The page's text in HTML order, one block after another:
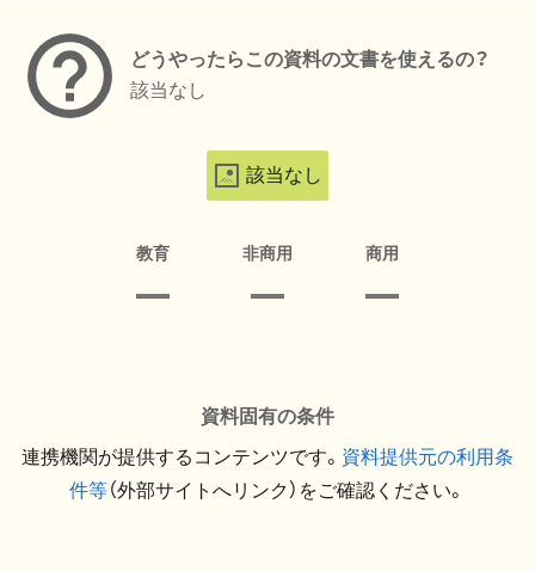
どうやったらこの資料の文書を使えるの？
該当なし
該当なし
教育 非商用 商用
資料固有の条件
連携機関が提供するコンテンツです。 資料提供元の利用条
件等（外部サイトへリンク）をご確認ください。